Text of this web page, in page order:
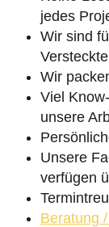
jedes
Wir sind
Wir
Viel
unsere
Unsere
verfügen
Beratung